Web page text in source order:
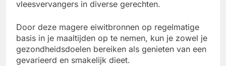
vleesvervangers in diverse gerechten.
Door deze magere eiwitbronnen op regelmatige
basis in je maaltijden op te nemen, kun je zowel je
gezondheidsdoelen bereiken als genieten van een
gevarieerd en smakelijk dieet.